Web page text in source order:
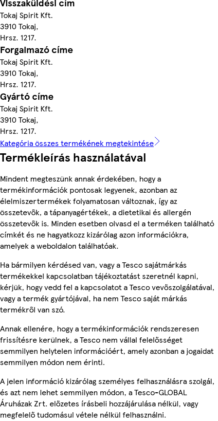
Visszaküldési cím
Tokaj Spirit Kft.
3910 Tokaj,
Hrsz. 1217.
Forgalmazó címe
Tokaj Spirit Kft.
3910 Tokaj,
Hrsz. 1217.
Gyártó címe
Tokaj Spirit Kft.
3910 Tokaj,
Hrsz. 1217.
Kategória összes termékének megtekintése
Termékleírás használatával
Mindent megteszünk annak érdekében, hogy a
termékinformációk pontosak legyenek, azonban az
élelmiszertermékek folyamatosan változnak, így az
összetevők, a tápanyagértékek, a dietetikai és allergén
összetevők is. Minden esetben olvasd el a terméken található
címkét és ne hagyatkozz kizárólag azon információkra,
amelyek a weboldalon találhatóak.
Ha bármilyen kérdésed van, vagy a Tesco sajátmárkás
termékekkel kapcsolatban tájékoztatást szeretnél kapni,
kérjük, hogy vedd fel a kapcsolatot a Tesco vevőszolgálatával,
vagy a termék gyártójával, ha nem Tesco saját márkás
termékről van szó.
Annak ellenére, hogy a termékinformációk rendszeresen
frissítésre kerülnek, a Tesco nem vállal felelősséget
semmilyen helytelen információért, amely azonban a jogaidat
semmilyen módon nem érinti.
A jelen információ kizárólag személyes felhasználásra szolgál,
és azt nem lehet semmilyen módon, a Tesco-GLOBAL
Áruházak Zrt. előzetes írásbeli hozzájárulása nélkül, vagy
megfelelő tudomásul vétele nélkül felhasználni.